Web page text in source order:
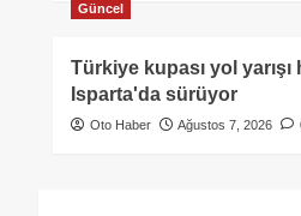
Güncel
Türkiye kupası yol yarışı
Isparta'da sürüyor
Oto Haber Ağustos 7, 2026